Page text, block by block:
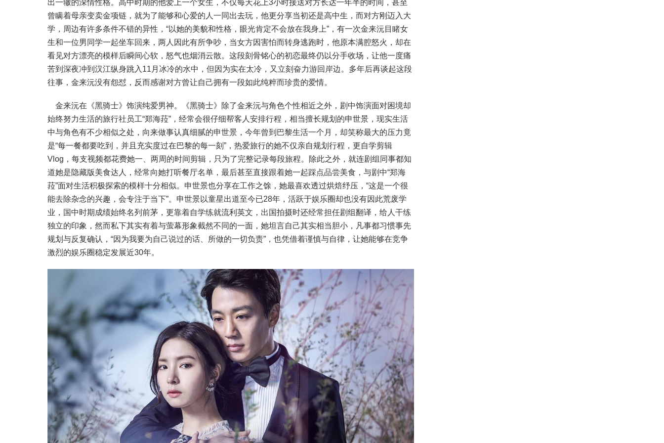
出一辙的深情性格。高中时期的他爱上一个女生，不仅每天花上3小时接送对方长达一年半的时间，甚至
曾瞒着母亲变卖金项链，就为了能够和心爱的人一同出去玩，他更分享当初还是高中生，而对方刚迈入大
学，周边有许多条件不错的异性，“以她的美貌和性格，眼光肯定不会放在我身上”，有一次金来沅目睹女
生和一位男同学一起坐车回来，两人因此有所争吵，当女方因害怕而转身逃跑时，他原本满腔怒火，却在
看见对方漂亮的模样后瞬间心软，怒气也烟消云散。这段刻骨铭心的初恋最终仍以分手收场，让他一度痛
苦到深夜冲到汉江纵身跳入11月冰冷的水中，但因为实在太冷，又立刻奋力游回岸边。多年后再谈起这段
往事，金来沅没有怨怼，反而感谢对方曾让自己拥有一段如此纯粹而珍贵的爱情。
金来沅在《黑骑士》饰演纯爱男神。《黑骑士》除了金来沅与角色个性相近之外，剧中饰演面对困境却
始终努力生活的旅行社员工“郑海菈”，经常会很仔细帮客人安排行程，相当擅长规划的申世景，现实生活
中与角色有不少相似之处，向来做事认真细腻的申世景，今年曾到巴黎生活一个月，却笑称最大的压力竟
是“每一餐都要吃到，并且充实度过在巴黎的每一刻”，热爱旅行的她不仅亲自规划行程，更自学剪辑
Vlog，每支视频都花费她一、两周的时间剪辑，只为了完整记录每段旅程。除此之外，就连剧组同事都知
道她是隐藏版美食达人，经常向她打听餐厅名单，最后甚至直接跟着她一起踩点品尝美食，与剧中“郑海
菈”面对生活积极探索的模样十分相似。申世景也分享在工作之馀，她最喜欢透过烘焙纾压，“这是一个很
能去除杂念的兴趣，会专注于当下”。申世景以童星出道至今已28年，活跃于娱乐圈却也没有因此荒废学
业，国中时期成绩始终名列前茅，更靠着自学练就流利英文，出国拍摄时还经常担任剧组翻译，给人干练
独立的印象，然而私下其实有着与萤幕形象截然不同的一面，她坦言自己其实相当胆小，凡事都习惯事先
规划与反复确认，“因为我要为自己说过的话、所做的一切负责”，也凭借着谨慎与自律，让她能够在竞争
激烈的娱乐圈稳定发展近30年。